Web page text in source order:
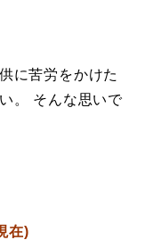
に苦労をかけた
。 そんな思いで
在)